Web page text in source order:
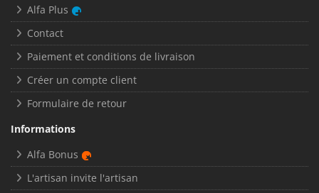
Alfa Plus
Contact
Paiement et conditions de livraison
Créer un compte client
Formulaire de retour
Informations
Alfa Bonus
L'artisan invite l'artisan